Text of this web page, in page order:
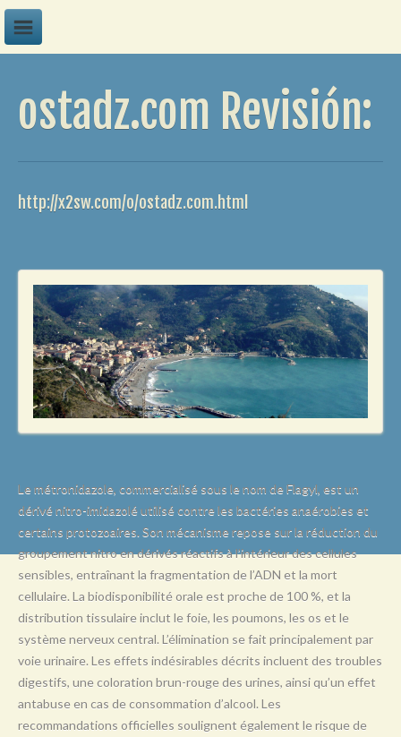
M
P
Q
R
S
T
U
V
ostadz.com Revisión:
http://x2sw.com/o/ostadz.com.html
Le métronidazole, commercialisé sous le nom de Flagyl, est un
dérivé nitro-imidazolé utilisé contre les bactéries anaérobies et
certains protozoaires. Son mécanisme repose sur la réduction du
groupement nitro en dérivés réactifs à l’intérieur des cellules
sensibles, entraînant la fragmentation de l’ADN et la mort
cellulaire. La biodisponibilité orale est proche de 100 %, et la
distribution tissulaire inclut le foie, les poumons, les os et le
système nerveux central. L’élimination se fait principalement par
voie urinaire. Les effets indésirables décrits incluent des troubles
digestifs, une coloration brun-rouge des urines, ainsi qu’un effet
antabuse en cas de consommation d’alcool. Les
recommandations officielles soulignent également le risque de